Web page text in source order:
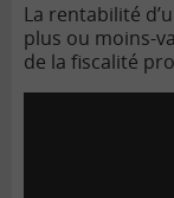
La rentabilité
plus ou moins-
de la fiscalité